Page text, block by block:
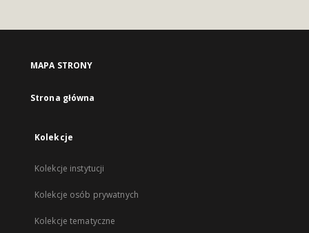
MAPA STRONY
Strona główna
Kolekcje
Kolekcje instytucji
Kolekcje osób prywatnych
Kolekcje tematyczne